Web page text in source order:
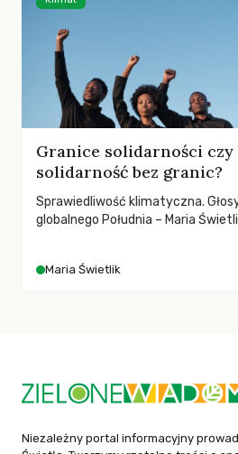
Granice solidarności czy
solidarność bez granic?
Sprawiedliwość klimatyczna.
globalnego Południa – Maria
Maria Świetlik
Niezależny portal informacyjny